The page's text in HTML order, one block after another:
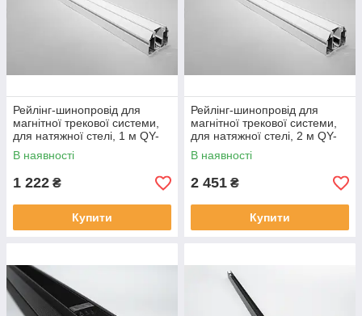
Рейлінг-шинопровід для
магнітної трекової системи,
для натяжної стелі, 1 м QY-
CX104W-20-1M-WH
В наявності
1 222 ₴
Купити
Рейлінг-шинопровід для
магнітної трекової системи,
для натяжної стелі, 2 м QY-
CX104W-20-2M-WH
В наявності
2 451 ₴
Купити